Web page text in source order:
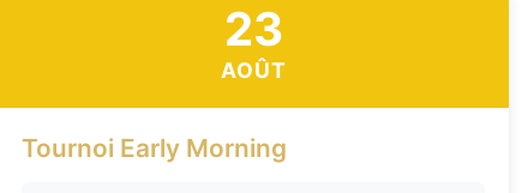
23
AOÛT
Tournoi Early Morning